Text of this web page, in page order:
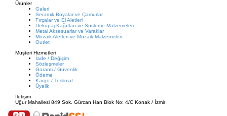
Ürünler
Galeri
Seramik Boyalar ve Çamurlar
Fırçalar ve El Aletleri
Dekupaj Kağıtları ve Süsleme Malzemeleri
Metal Aksesuarlar ve Varaklar
Mozaik Aletleri ve Mozaik Malzemeleri
Outlet
Müşteri Hizmetleri
İade / Değişim
Sözleşmeler
Garanti / Güvenlik
Ödeme
Kargo / Teslimat
Üyelik
İletişim
Uğur Mahallesi 849 Sok. Gürcan Han Blok No: 4/C Konak / İzmir